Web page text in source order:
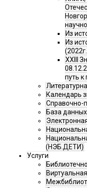
Из
Из
XXIII
путь
Календарь
Справочно-
База
(НЭБ.ДЕТИ)
Услуги